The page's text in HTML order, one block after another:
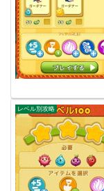
レベル別攻略